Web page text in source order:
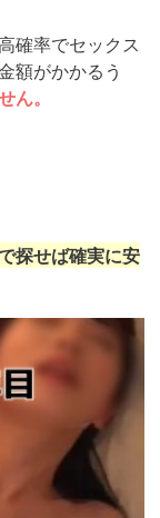
確率でセックス
額がかかるう
ん。
探せば確実に安